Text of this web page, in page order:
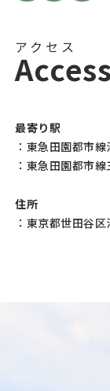
アクセス
Access
最寄り駅
：東急田園都市
：東急田園都市
住所
：東京都世田谷